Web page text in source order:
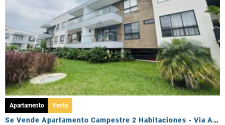
Apartamento Venta
Se Vende Apartamento Campestre 2 Habitaciones - Via Al Caimo